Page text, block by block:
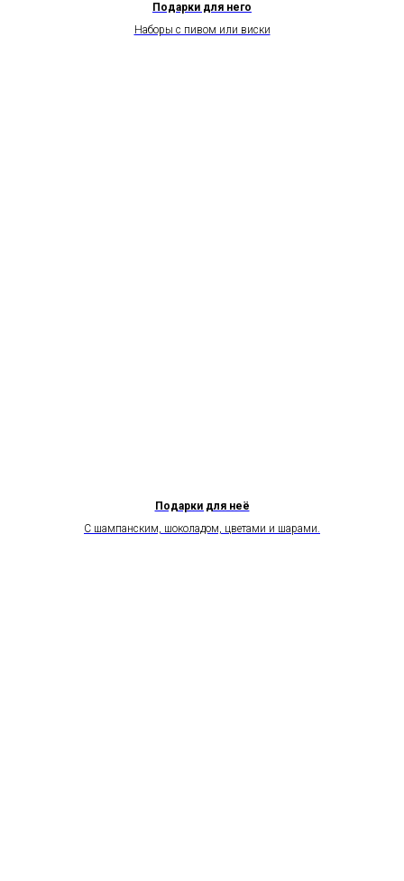
Подарки для него
Наборы с пивом или виски
Подарки для неё
С шампанским, шоколадом, цветами и шарами.